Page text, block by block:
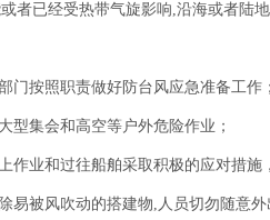
已经受热带气旋影响,沿海或者陆地
按照职责做好防台风应急准备工作
集会和高空等户外危险作业；
业和过往船舶采取积极的应对措施
被风吹动的搭建物,人员切勿随意外